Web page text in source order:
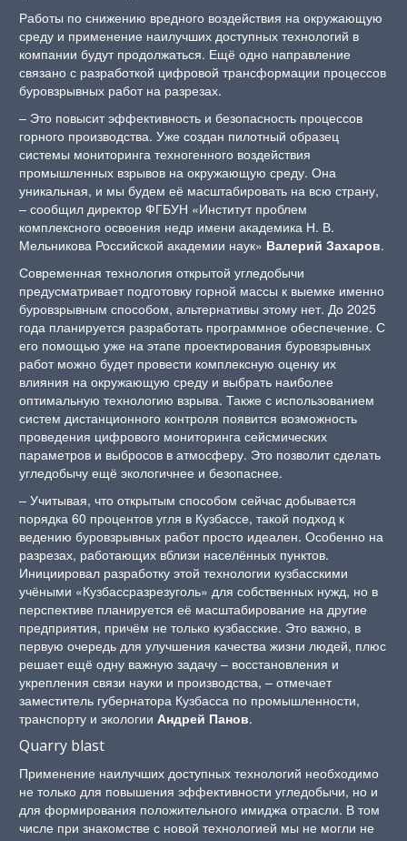
Работы по снижению вредного воздействия на окружающую
среду и применение наилучших доступных технологий в
компании будут продолжаться. Ещё одно направление
связано с разработкой цифровой трансформации процессов
буровзрывных работ на разрезах.
– Это повысит эффективность и безопасность процессов
горного производства. Уже создан пилотный образец
системы мониторинга техногенного воздействия
промышленных взрывов на окружающую среду. Она
уникальная, и мы будем её масштабировать на всю страну,
– сообщил директор ФГБУН «Институт проблем
комплексного освоения недр имени академика Н. В.
Мельникова Российской академии наук» Валерий Захаров.
Современная технология открытой угледобычи
предусматривает подготовку горной массы к выемке именно
буровзрывным способом, альтернативы этому нет. До 2025
года планируется разработать программное обеспечение. С
его помощью уже на этапе проектирования буровзрывных
работ можно будет провести комплексную оценку их
влияния на окружающую среду и выбрать наиболее
оптимальную технологию взрыва. Также с использованием
систем дистанционного контроля появится возможность
проведения цифрового мониторинга сейсмических
параметров и выбросов в атмосферу. Это позволит сделать
угледобычу ещё экологичнее и безопаснее.
– Учитывая, что открытым способом сейчас добывается
порядка 60 процентов угля в Кузбассе, такой подход к
ведению буровзрывных работ просто идеален. Особенно на
разрезах, работающих вблизи населённых пунктов.
Инициировал разработку этой технологии кузбасскими
учёными «Кузбассразрезуголь» для собственных нужд, но в
перспективе планируется её масштабирование на другие
предприятия, причём не только кузбасские. Это важно, в
первую очередь для улучшения качества жизни людей, плюс
решает ещё одну важную задачу – восстановления и
укрепления связи науки и производства, – отмечает
заместитель губернатора Кузбасса по промышленности,
транспорту и экологии Андрей Панов.
Quarry blast
Применение наилучших доступных технологий необходимо
не только для повышения эффективности угледобычи, но и
для формирования положительного имиджа отрасли. В том
числе при знакомстве с новой технологией мы не могли не